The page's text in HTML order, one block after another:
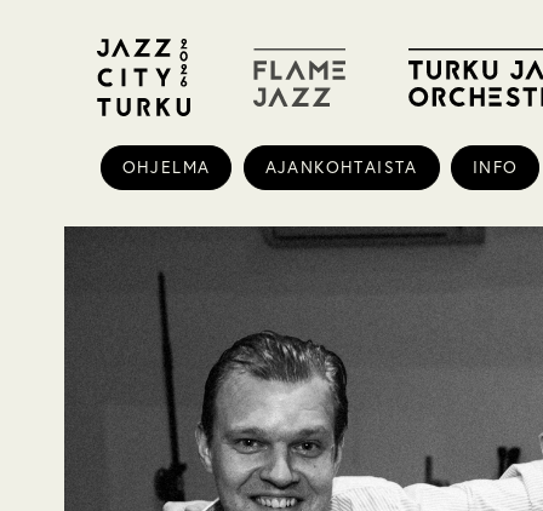
OHJELMA AJANKOHTAISTA INFO